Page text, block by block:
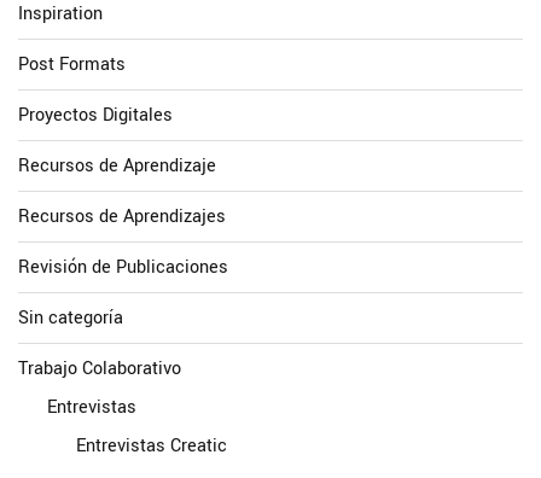
Inspiration
Post Formats
Proyectos Digitales
Recursos de Aprendizaje
Recursos de Aprendizajes
Revisión de Publicaciones
Sin categoría
Trabajo Colaborativo
Entrevistas
Entrevistas Creatic